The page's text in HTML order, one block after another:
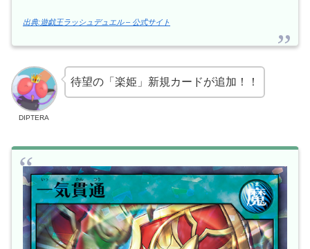
出典:遊戯王ラッシュデュエル – 公式サイト
DIPTERA
待望の「楽姫」新規カードが追加！！